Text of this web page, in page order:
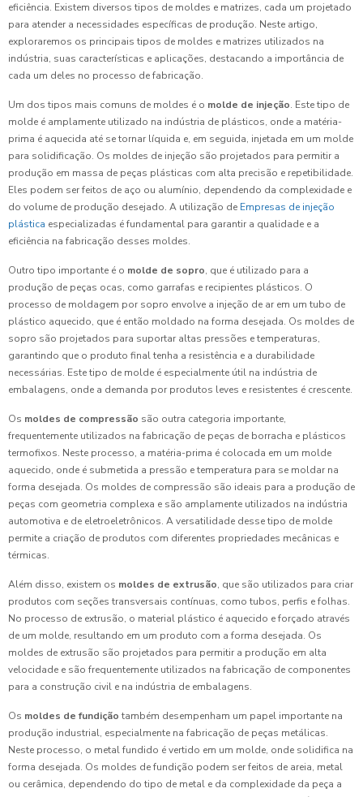
eficiência. Existem diversos tipos de moldes e matrizes, cada um projetado
para atender a necessidades específicas de produção. Neste artigo,
exploraremos os principais tipos de moldes e matrizes utilizados na
indústria, suas características e aplicações, destacando a importância de
cada um deles no processo de fabricação.
Um dos tipos mais comuns de moldes é o molde de injeção. Este tipo de
molde é amplamente utilizado na indústria de plásticos, onde a matéria-
prima é aquecida até se tornar líquida e, em seguida, injetada em um molde
para solidificação. Os moldes de injeção são projetados para permitir a
produção em massa de peças plásticas com alta precisão e repetibilidade.
Eles podem ser feitos de aço ou alumínio, dependendo da complexidade e
do volume de produção desejado. A utilização de Empresas de injeção
plástica especializadas é fundamental para garantir a qualidade e a
eficiência na fabricação desses moldes.
Outro tipo importante é o molde de sopro, que é utilizado para a
produção de peças ocas, como garrafas e recipientes plásticos. O
processo de moldagem por sopro envolve a injeção de ar em um tubo de
plástico aquecido, que é então moldado na forma desejada. Os moldes de
sopro são projetados para suportar altas pressões e temperaturas,
garantindo que o produto final tenha a resistência e a durabilidade
necessárias. Este tipo de molde é especialmente útil na indústria de
embalagens, onde a demanda por produtos leves e resistentes é crescente.
Os moldes de compressão são outra categoria importante,
frequentemente utilizados na fabricação de peças de borracha e plásticos
termofixos. Neste processo, a matéria-prima é colocada em um molde
aquecido, onde é submetida a pressão e temperatura para se moldar na
forma desejada. Os moldes de compressão são ideais para a produção de
peças com geometria complexa e são amplamente utilizados na indústria
automotiva e de eletroeletrônicos. A versatilidade desse tipo de molde
permite a criação de produtos com diferentes propriedades mecânicas e
térmicas.
Além disso, existem os moldes de extrusão, que são utilizados para criar
produtos com seções transversais contínuas, como tubos, perfis e folhas.
No processo de extrusão, o material plástico é aquecido e forçado através
de um molde, resultando em um produto com a forma desejada. Os
moldes de extrusão são projetados para permitir a produção em alta
velocidade e são frequentemente utilizados na fabricação de componentes
para a construção civil e na indústria de embalagens.
Os moldes de fundição também desempenham um papel importante na
produção industrial, especialmente na fabricação de peças metálicas.
Neste processo, o metal fundido é vertido em um molde, onde solidifica na
forma desejada. Os moldes de fundição podem ser feitos de areia, metal
ou cerâmica, dependendo do tipo de metal e da complexidade da peça a